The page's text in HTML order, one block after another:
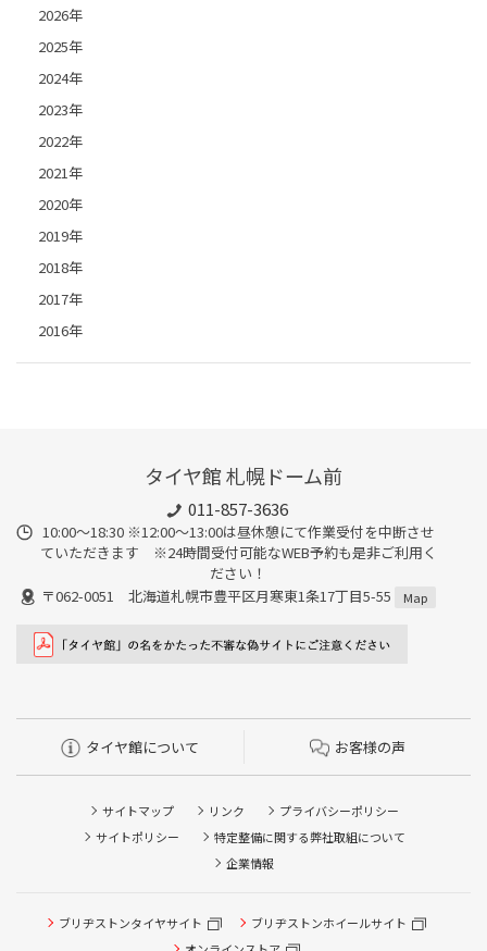
2026年
2025年
2024年
2023年
2022年
2021年
2020年
2019年
2018年
2017年
2016年
タイヤ館 札幌ドーム前
011-857-3636
10:00～18:30 ※12:00～13:00は昼休憩にて作業受付を中断させ
ていただきます ※24時間受付可能なWEB予約も是非ご利用く
ださい！
〒062-0051 北海道札幌市豊平区月寒東1条17丁目5-55
Map
タイヤ館について お客様の声
サイトマップ リンク
プライバシーポリシー
サイトポリシー
特定整備に関する弊社取組について
企業情報
ブリヂストンタイヤサイト
ブリヂストンホイールサイト
タイヤ点検・安全点検/タイヤ履き替え/オイル交換/その他
ピット作業の予約